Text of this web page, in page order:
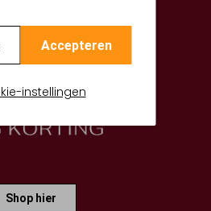
Accepteren
instellingen
Shop hier